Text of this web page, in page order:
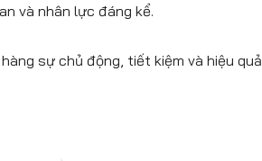
và nhân lực đáng kể.
sự chủ động, tiết kiệm và hiệu quả